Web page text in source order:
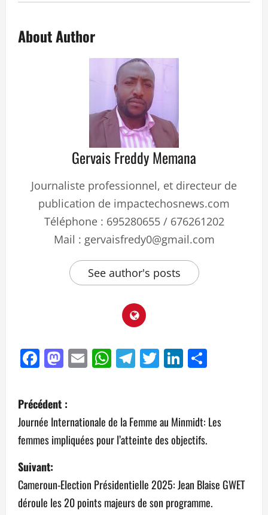
About Author
Gervais Freddy Memana
Journaliste professionnel, et directeur de
publication de impactechosnews.com
Téléphone : 695280655 / 676261202
Mail : gervaisfredy0@gmail.com
See author's posts
Facebook
Mastodon
EmailWhatsApp
Telegram
TwitterLinkedIn
Précédent :
Journée Internationale de la Femme au Minmidt: Les
femmes impliquées pour l’atteinte des objectifs.
Suivant:
Cameroun-Election Présidentielle 2025: Jean Blaise GWET
déroule les 20 points majeurs de son programme.